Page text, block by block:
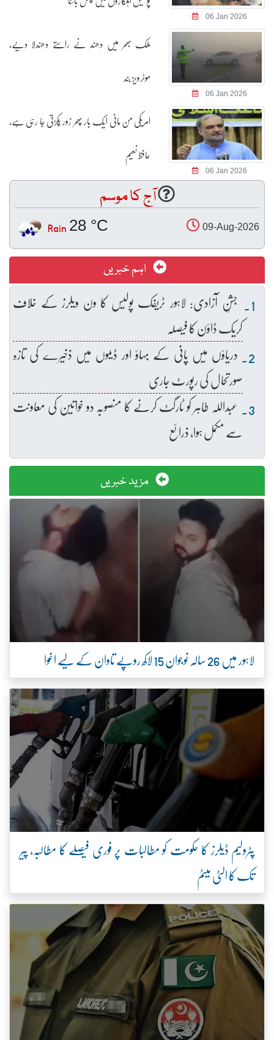
06 Jan 2026
06 Jan 2026
ملک بھر میں دھند نے راستے دھندلا دیے،
موٹرویز بند
06 Jan 2026
امریکی من مانی ایک بار پھر زور پکڑتی جا رہی ہے،
حافظ نعیم
آج کا موسم
09-Aug-2026
28 °C
Rain
اہم خبریں
جشنِ آزادی: لاہور ٹریفک پولیس کا ون ویلرز کے خلاف
کریک ڈاؤن کا فیصلہ
دریاؤں میں پانی کے بہاؤ اور ڈیموں میں ذخیرے کی تازہ
صورتحال کی رپورٹ جاری
عبداللہ طاہر کو ٹارگٹ کرنے کا منصوبہ دو خواتین کی معاونت
سے مکمل ہوا، ذرائع
مزید خبریں
لاہور میں 26 سالہ نوجوان 15 لاکھ روپے تاوان کے لیے اغوا
پٹرولیم ڈیلرز کا حکومت کو مطالبات پر فوری فیصلے کا مطالبہ، پیر
تک کا الٹی میٹم